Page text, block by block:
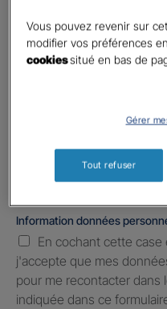
United
States
E-mail*
Informations
Information données
En cochant cette
j'accepte que mes
pour me recontacter dans
indiquée dans ce
Vous pouvez revenir sur
modifier vos préférences
cookiessitué en bas de
Gérer
Tout refuser